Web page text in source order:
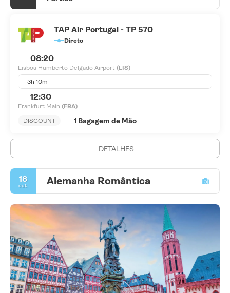
TAP Air Portugal - TP 570
Direto
08:20
Lisboa Humberto Delgado Airport (LIS)
3h 10m
12:30
Frankfurt Main (FRA)
DISCOUNT
1 Bagagem de Mão
DETALHES
18
out. Alemanha Romântica